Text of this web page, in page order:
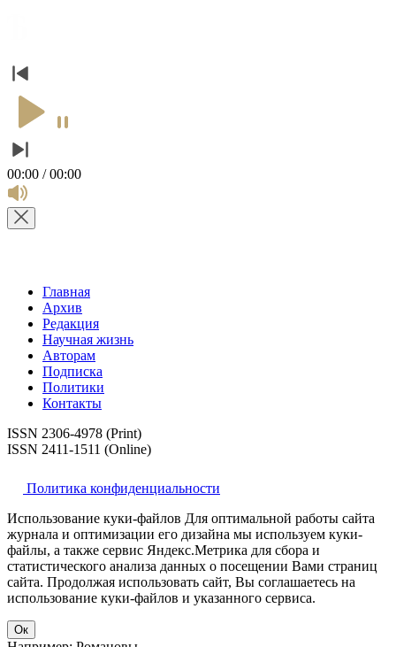
00:00 / 00:00
Главная
Архив
Редакция
Научная жизнь
Авторам
Подписка
Политики
Контакты
ISSN 2306-4978 (Print)
ISSN 2411-1511 (Online)
Политика конфиденциальности
Использование куки-файлов Для оптимальной работы сайта
журнала и оптимизации его дизайна мы используем куки-
файлы, а также сервис Яндекс.Метрика для сбора и
статистического анализа данных о посещении Вами страниц
сайта. Продолжая использовать сайт, Вы соглашаетесь на
использование куки-файлов и указанного сервиса.
Ок